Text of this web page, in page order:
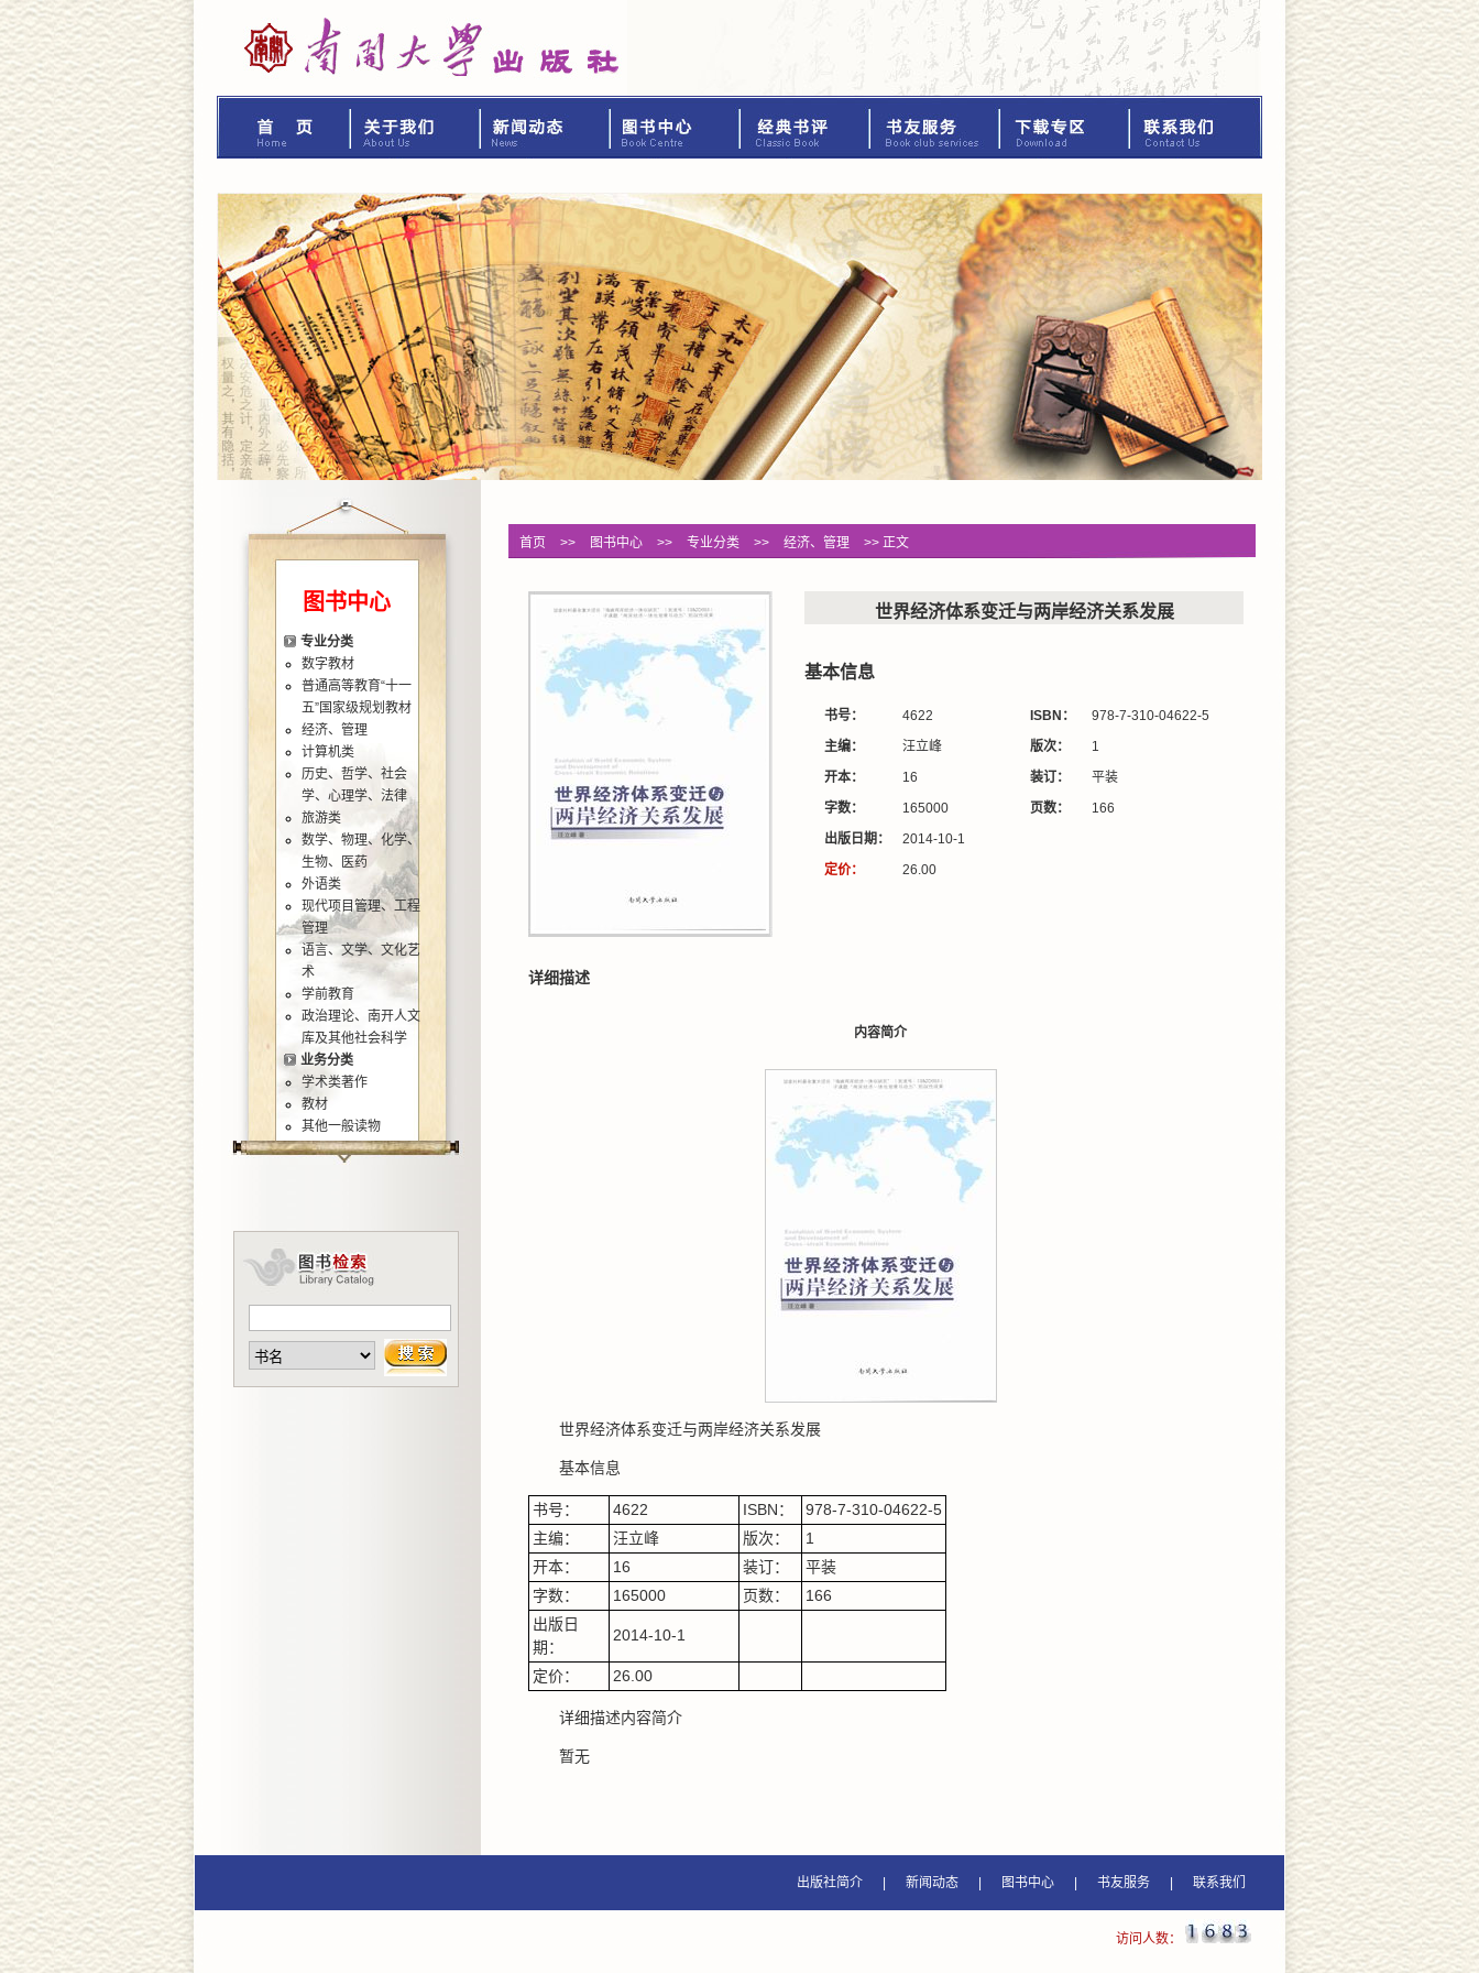
图书中心
专业分类
数字教材
普通高等教育“十一
五”国家级规划教材
经济、管理
计算机类
历史、哲学、社会
学、心理学、法律
旅游类
数学、物理、化学、
生物、医药
外语类
现代项目管理、工程
管理
语言、文学、文化艺
术
学前教育
政治理论、南开人文
库及其他社会科学
业务分类
学术类著作
教材
其他一般读物
首页 >> 图书中心 >> 专业分类 >> 经济、管理 >> 正文
世界经济体系变迁与两岸经济关系发展
基本信息
书号： 4622 ISBN：
978-7-310-04622-5
主编：
汪立峰 版次：
1
开本：
16 装订：
平装
字数：
165000 页数：
166
出版日期：
2014-10-1
定价：
26.00
详细描述
内容简介
世界经济体系变迁与两岸经济关系发展
基本信息
书号： 4622 ISBN：
978-7-310-04622-5
主编：
汪立峰 版次：
1
开本：
16 装订：
平装
字数：
165000 页数：
166
出版日
期：
2014-10-1
定价： 26.00
详细描述内容简介
暂无
出版社简介 新闻动态 图书中心 书友服务 联系我们
访问人数：